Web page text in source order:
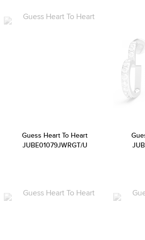
Guess Heart To Heart
JUBE01079JWRGT/U